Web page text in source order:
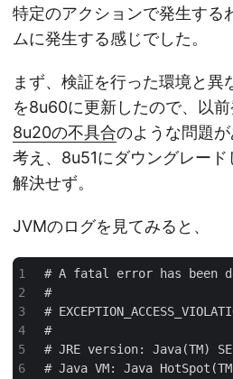
特定のアクションで発生する
ムに発生する感じでした。
まず、検証を行った環境と異
を8u60に更新したので、以
8u20の不具合のような問題
考え、8u51にダウングレー
解決せず。
JVMのログを見てみると、
3
4
5
6